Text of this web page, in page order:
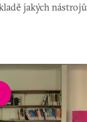
jakých